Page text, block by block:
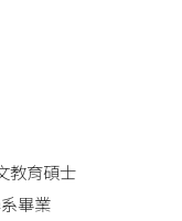
教育碩士
畢業